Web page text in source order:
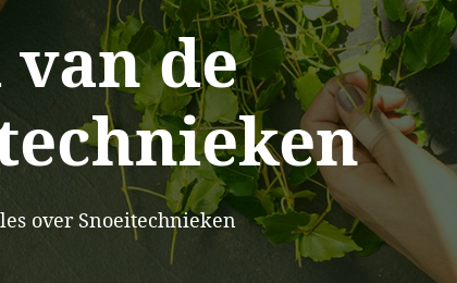
de
over Snoeitechnieken